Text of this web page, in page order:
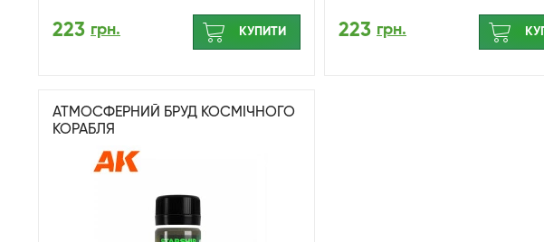
223 грн. КУПИТИ 223 грн.
АТМОСФЕРНИЙ БРУД КОСМІЧНОГО
КОРАБЛЯ